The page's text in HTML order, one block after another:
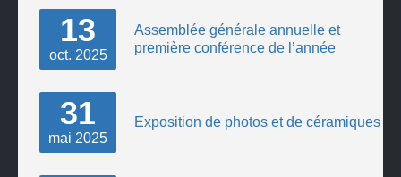
13
oct. 2025
Assemblée générale annuelle et
première conférence de l’année
31
mai 2025
Exposition de photos et de céramiques